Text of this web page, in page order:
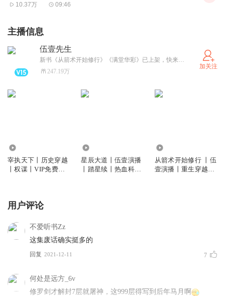
10.37万 09:46
主播信息
伍壹先生
新书《从箭术开始修行》《满堂华彩》已上架，快来收听啦
247.19万
加关注
宰执天下丨历史穿越
丨权谋丨VIP免费丨
星辰大道丨伍壹演播
丨踏星续丨热血科幻
从箭术开始修行 丨伍
壹演播丨重生穿越丨
用户评论
不爱听书Zz
这集废话确实挺多的
回复 2021-12-11 7
何处是远方_6v
修罗剑才解封7层就屠神，这999层得写到后年马月啊